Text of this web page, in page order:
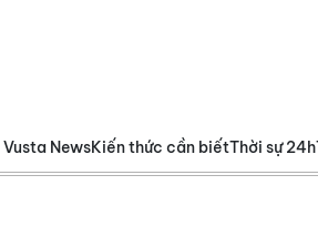
NewsKiến thức cần biếtThời sự 24h